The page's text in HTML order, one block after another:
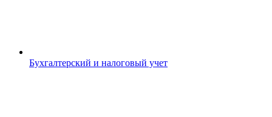
Бухгалтерский и налоговый учет